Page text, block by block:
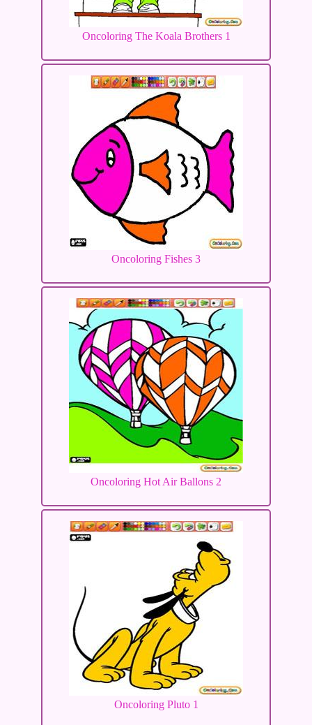
Oncoloring The Koala Brothers 1
Oncoloring Fishes 3
Oncoloring Hot Air Ballons 2
Oncoloring Pluto 1